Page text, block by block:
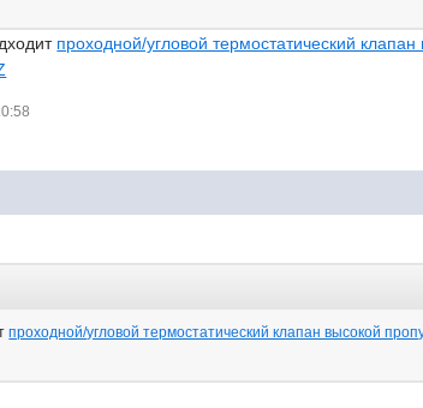
проходной/угловой термостатический
проходной/угловой термостатический клапан высокой